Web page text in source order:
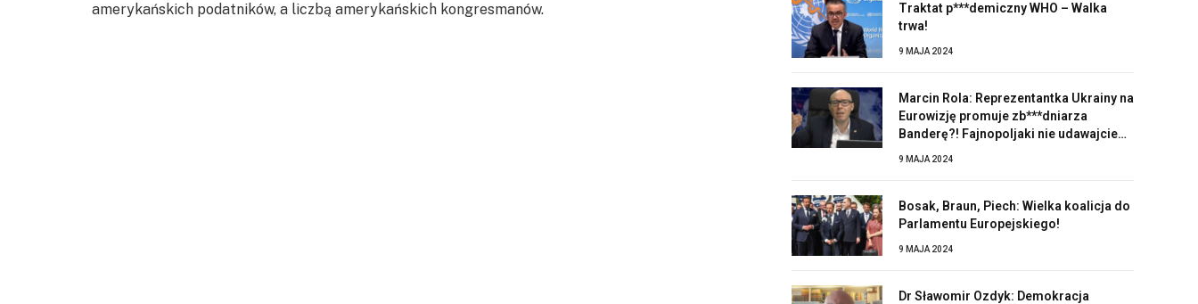
amerykańskich podatników, a liczbą amerykańskich kongresmanów.
Traktat p***demiczny WHO – Walka
trwa!
9 MAJA 2024
Marcin Rola: Reprezentantka Ukrainy na
Eurowizję promuje zb***dniarza
Banderę?! Fajnopoljaki nie udawajcie
9 MAJA 2024
Bosak, Braun, Piech: Wielka koalicja do
Parlamentu Europejskiego!
9 MAJA 2024
Dr Sławomir Ozdyk: Demokracja